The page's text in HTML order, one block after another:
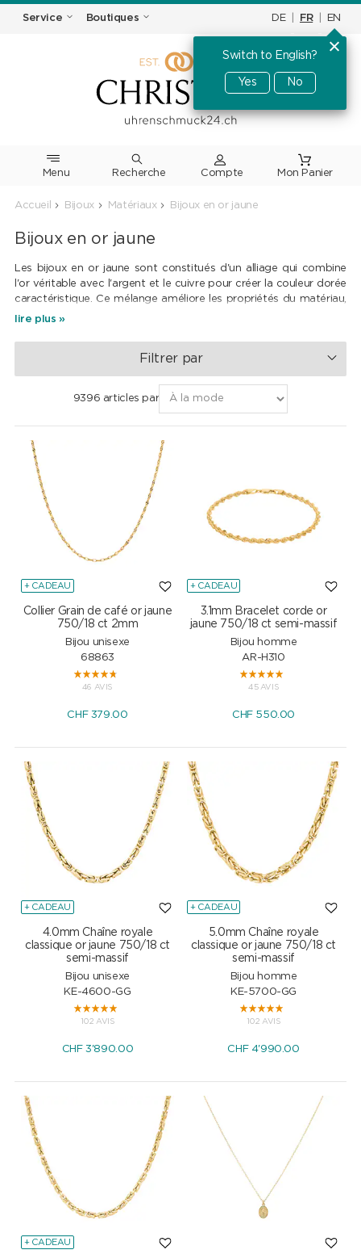
Service Boutiques DE FR EN
Switch to English?
Yes No
Menu Recherche
Accueil Bijoux Matériaux Bijoux en or jaune
Bijoux en or jaune
Les bijoux en or jaune sont constitués d'un alliage qui combine
l'or véritable avec l'argent et le cuivre pour créer la couleur dorée
caractéristique. Ce mélange améliore les propriétés du matériau,
le rend plus robuste, plus facile à travailler et plus abordable que
18 carats, qui est composé à 75% d'or pur. Cet alliage de haute
qualité offre un équilibre parfait entre élégance, durabilité et une
teinte dorée chaleureuse et rayonnante qui conserve longtemps
lire plus »
Filtrer par
9396 articles par
+ CADEAU
Collier Grain de café or jaune
750/18 ct 2mm
Bijou unisexe
68863
46 AVIS
CHF 379.00
+ CADEAU
3.1mm Bracelet corde or
jaune 750/18 ct semi-massif
Bijou homme
AR-H310
45 AVIS
CHF 550.00
+ CADEAU
4.0mm Chaîne royale
classique or jaune 750/18 ct
semi-massif
Bijou unisexe
KE-4600-GG
102 AVIS
CHF 3'890.00
+ CADEAU
5.0mm Chaîne royale
classique or jaune 750/18 ct
semi-massif
Bijou homme
KE-5700-GG
102 AVIS
CHF 4'990.00
+ CADEAU